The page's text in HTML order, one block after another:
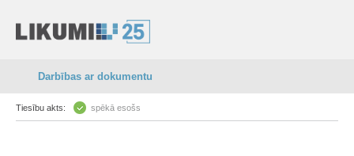
Darbības ar dokumentu
Tiesību akts: spēkā esošs